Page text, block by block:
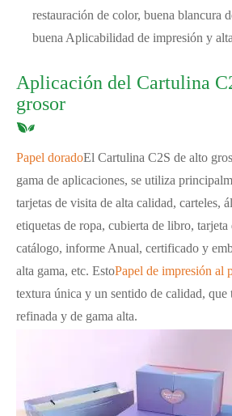
restauración de color, buena blancura
buena Aplicabilidad de impresión y
Aplicación del Cartulina
grosor
Papel doradoEl Cartulina C2S de alto
gama de aplicaciones, se utiliza
tarjetas de visita de alta calidad, carteles,
etiquetas de ropa, cubierta de libro,
catálogo, informe Anual, certificado y
alta gama, etc. EstoPapel de impresión al
textura única y un sentido de calidad, que
refinada y de gama alta.